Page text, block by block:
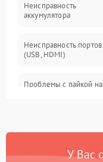
Неисправность
аккумулятора
Неисправность портов
(USB, HDMI)
Проблемы с пайкой на
процессора
У Вас